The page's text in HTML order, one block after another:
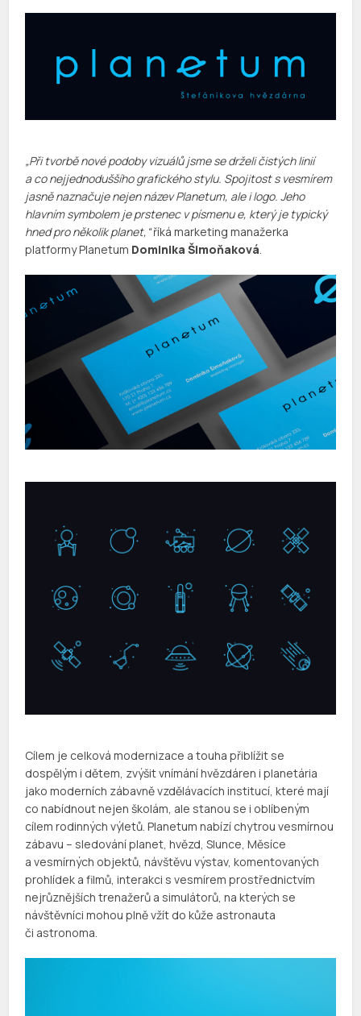
„Při tvorbě nové podoby vizuálů jsme se drželi čistých linií
a co nejjednoduššího grafického stylu. Spojitost s vesmírem
jasně naznačuje nejen název Planetum, ale i logo. Jeho
hlavním symbolem je prstenec v písmenu e, který je typický
hned pro několik planet,“říká marketing manažerka
platformy Planetum Dominika Šimoňaková.
Cílem je celková modernizace a touha přiblížit se
dospělým i dětem, zvýšit vnímání hvězdáren i planetária
jako moderních zábavně vzdělávacích institucí, které mají
co nabídnout nejen školám, ale stanou se i oblíbeným
cílem rodinných výletů. Planetum nabízí chytrou vesmírnou
zábavu – sledování planet, hvězd, Slunce, Měsíce
a vesmírných objektů, návštěvu výstav, komentovaných
prohlídek a filmů, interakci s vesmírem prostřednictvím
nejrůznějších trenažerů a simulátorů, na kterých se
návštěvníci mohou plně vžít do kůže astronauta
či astronoma.